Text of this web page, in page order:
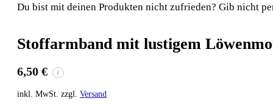
Du bist mit deinen Produkten nicht zufrieden? Gib nicht
Stoffarmband mit lustigem
6,50 € i
inkl. MwSt. zzgl. Versand